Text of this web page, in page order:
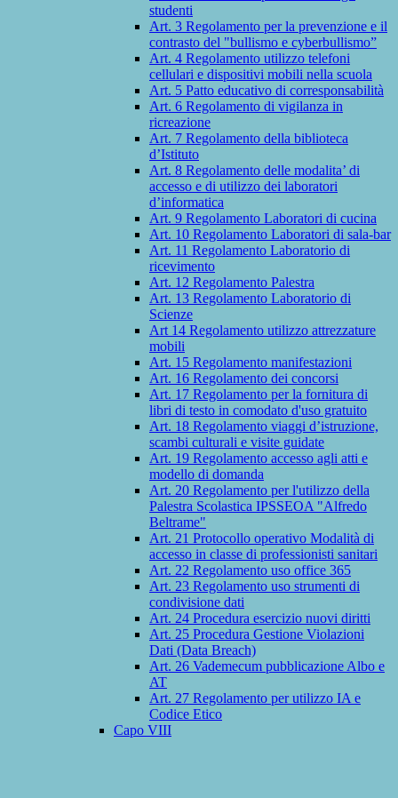
studenti
Art. 3 Regolamento per la prevenzione e il
contrasto del "bullismo e cyberbullismo”
Art. 4 Regolamento utilizzo telefoni
cellulari e dispositivi mobili nella scuola
Art. 5 Patto educativo di corresponsabilità
Art. 6 Regolamento di vigilanza in
ricreazione
Art. 7 Regolamento della biblioteca
d’Istituto
Art. 8 Regolamento delle modalita’ di
accesso e di utilizzo dei laboratori
d’informatica
Art. 9 Regolamento Laboratori di cucina
Art. 10 Regolamento Laboratori di sala-bar
Art. 11 Regolamento Laboratorio di
ricevimento
Art. 12 Regolamento Palestra
Art. 13 Regolamento Laboratorio di
Scienze
Art 14 Regolamento utilizzo attrezzature
mobili
Art. 15 Regolamento manifestazioni
Art. 16 Regolamento dei concorsi
Art. 17 Regolamento per la fornitura di
libri di testo in comodato d'uso gratuito
Art. 18 Regolamento viaggi d’istruzione,
scambi culturali e visite guidate
Art. 19 Regolamento accesso agli atti e
modello di domanda
Art. 20 Regolamento per l'utilizzo della
Palestra Scolastica IPSSEOA "Alfredo
Beltrame"
Art. 21 Protocollo operativo Modalità di
accesso in classe di professionisti sanitari
Art. 22 Regolamento uso office 365
Art. 23 Regolamento uso strumenti di
condivisione dati
Art. 24 Procedura esercizio nuovi diritti
Art. 25 Procedura Gestione Violazioni
Dati (Data Breach)
Art. 26 Vademecum pubblicazione Albo e
AT
Art. 27 Regolamento per utilizzo IA e
Codice Etico
Capo VIII